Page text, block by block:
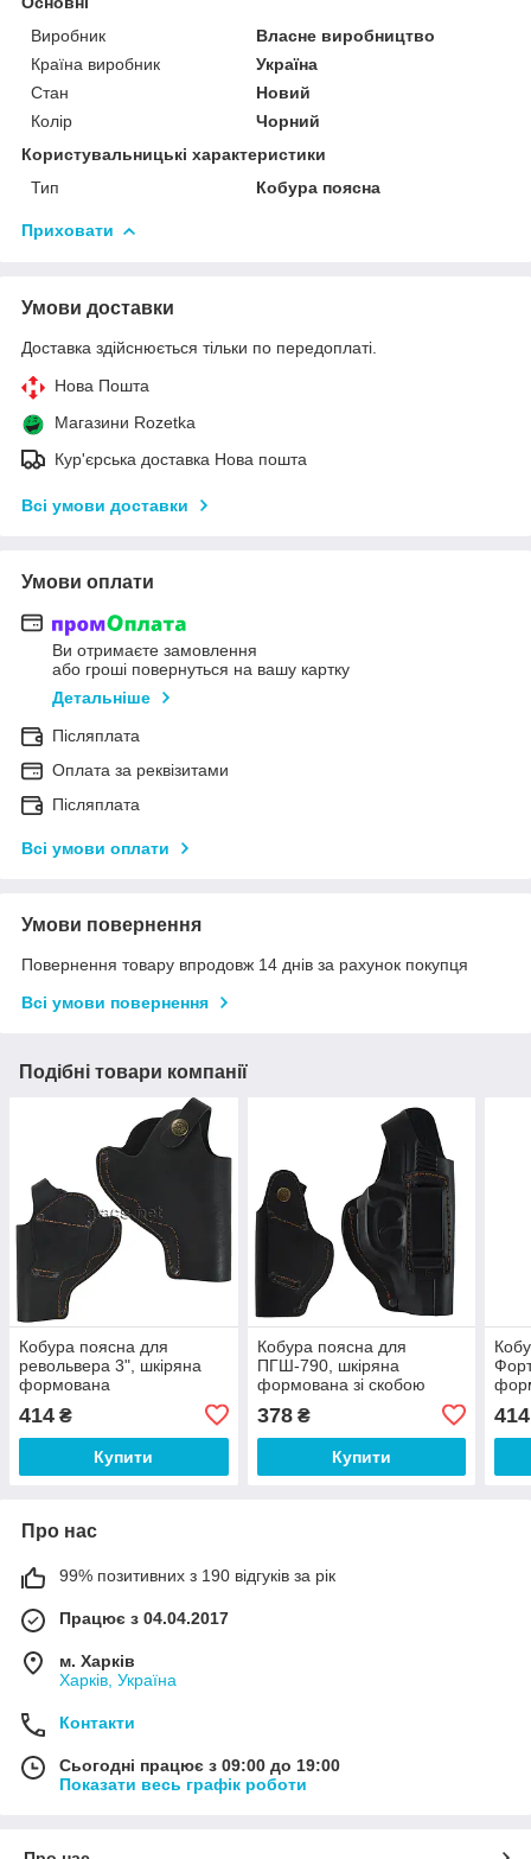
Виробник
Власне виробництво
Країна виробник
Україна
Стан
Новий
Колір
Чорний
Користувальницькі характеристики
Тип
Кобура поясна
Приховати
Умови доставки
Доставка здійснюється тільки по передоплаті.
Нова Пошта
Магазини Rozetka
Кур'єрська доставка Нова пошта
Всі умови доставки
Умови оплати
Ви отримаєте замовлення
або гроші повернуться на вашу картку
Детальніше
Післяплата
Оплата за реквізитами
Післяплата
Всі умови оплати
Умови повернення
Повернення товару впродовж 14 днів за рахунок покупця
Всі умови повернення
Подібні товари компанії
Кобура поясна для
револьвера 3", шкіряна
формована
414 ₴
Купити
Кобура поясна для
ПГШ-790, шкіряна
формована зі скобою
378₴
Купити
414
Про нас
99% позитивних з 190 відгуків за рік
Працює з 04.04.2017
м. Харків
Харків, Україна
Контакти
Сьогодні працює з 09:00 до 19:00
Показати весь графік роботи